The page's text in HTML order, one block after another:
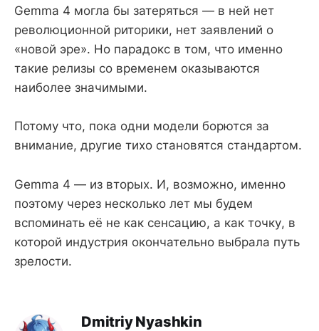
Gemma 4 могла бы затеряться — в ней нет
революционной риторики, нет заявлений о
«новой эре». Но парадокс в том, что именно
такие релизы со временем оказываются
наиболее значимыми.
Потому что, пока одни модели борются за
внимание, другие тихо становятся стандартом.
Gemma 4 — из вторых. И, возможно, именно
поэтому через несколько лет мы будем
вспоминать её не как сенсацию, а как точку, в
которой индустрия окончательно выбрала путь
зрелости.
Dmitriy Nyashkin